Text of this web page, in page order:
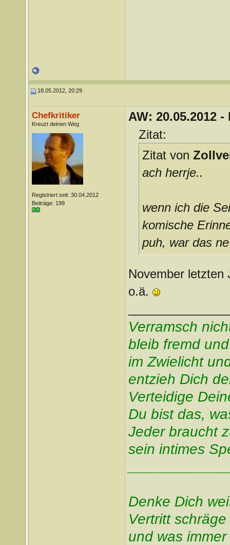
18.05.2012, 20:29
Chefkritiker
Kreuzt deinen Weg
Registriert seit: 30.04.2012
Beiträge: 199
AW: 20.05.2012
Zitat:
Zitat von
ach herrje..
wenn ich die
komische
puh, war das
November letzten
o.ä.
Verramsch
bleib fremd
im Zwielicht
entzieh Dich
Verteidige
Du bist das,
Jeder braucht
sein intimes
Denke Dich
Vertritt
und was